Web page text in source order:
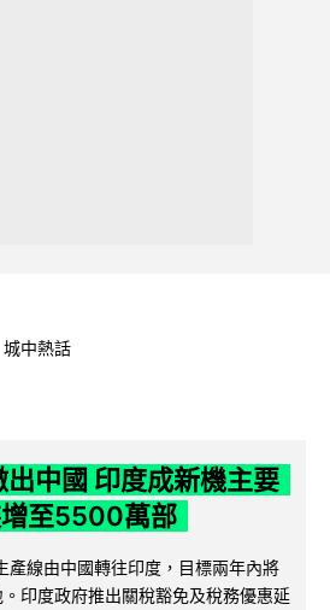
城中熱話
中國 印度成新機主要
至5500萬部
線由中國轉往印度，目標兩年內將
印度政府推出關稅豁免及稅務優惠延